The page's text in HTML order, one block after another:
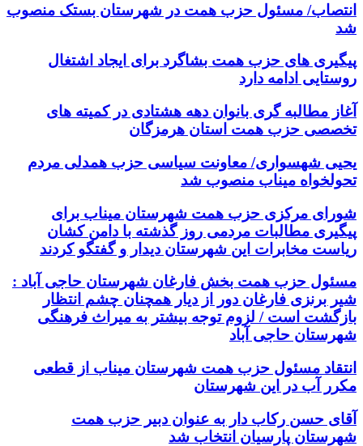
انتصاب/ مسئول حزب همت در شهرستان بستک منصوب
شد
پیگیری های حزب همت بشاگرد برای ایجاد اشتغال
روستایی ادامه دارد
آغاز مطالبه گری بانوان دهه هشتادی در کمیته های
تخصصی حزب همت استان هرمزگان
یحیی شهسواری/ معاونت سیاسی حزب همدلی مردم
تحولخواه میناب منصوب شد
شورای مرکزی حزب همت شهرستان میناب برای
پیگیری مطالبات مردمی روز گذشته با دامن کشان
ریاست مخابرات این شهرستان دیدار و گفتگو کردند
مسئول حزب همت بخش فارغان شهرستان حاجی آباد :
شیر برنزی فارغان دور از دیار همچنان چشم انتظار
بازگشت است / لزوم توجه بیشتر به میراث فرهنگی
شهرستان حاجی آباد
انتقاد مسئول حزب همت شهرستان میناب از قطعی
مکرر آب در این شهرستان
آقای حسن رکاب دار به عنوان دبیر حزب همت
شهرستان پارسیان انتخاب شد